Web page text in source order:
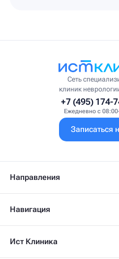
Сеть
клиник
+7 (495) 174-
Ежедневно с
Записаться
Направления
Навигация
Ист Клиника